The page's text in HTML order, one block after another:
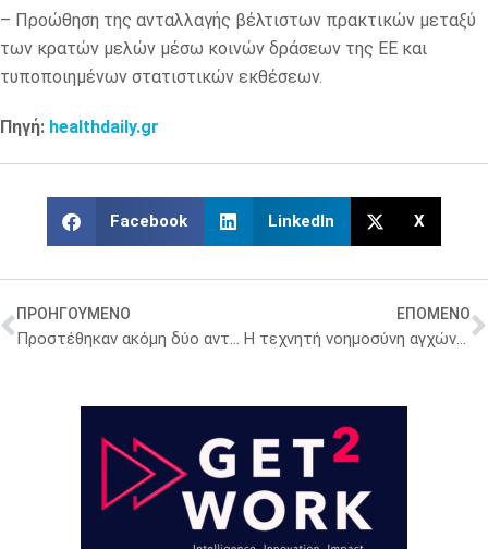
– Προώθηση της ανταλλαγής βέλτιστων πρακτικών μεταξύ
των κρατών μελών μέσω κοινών δράσεων της ΕΕ και
τυποποιημένων στατιστικών εκθέσεων.
Πηγή: healthdaily.gr
Facebook LinkedIn X
ΠΡΟΗΓΟΥΜΕΝΟ ΕΠΟΜΕΝΟ
Η τεχνητή νοημοσύνη αγχώνει την Gen Z και την… αναγκάζει να λέει ψέματα